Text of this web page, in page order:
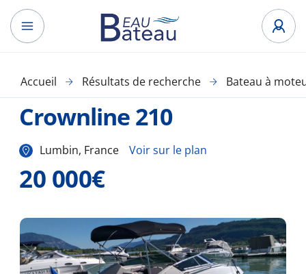
Accueil Résultats de recherche Bateau à
Crownline 210
Lumbin, France Voir sur le plan
20 000€